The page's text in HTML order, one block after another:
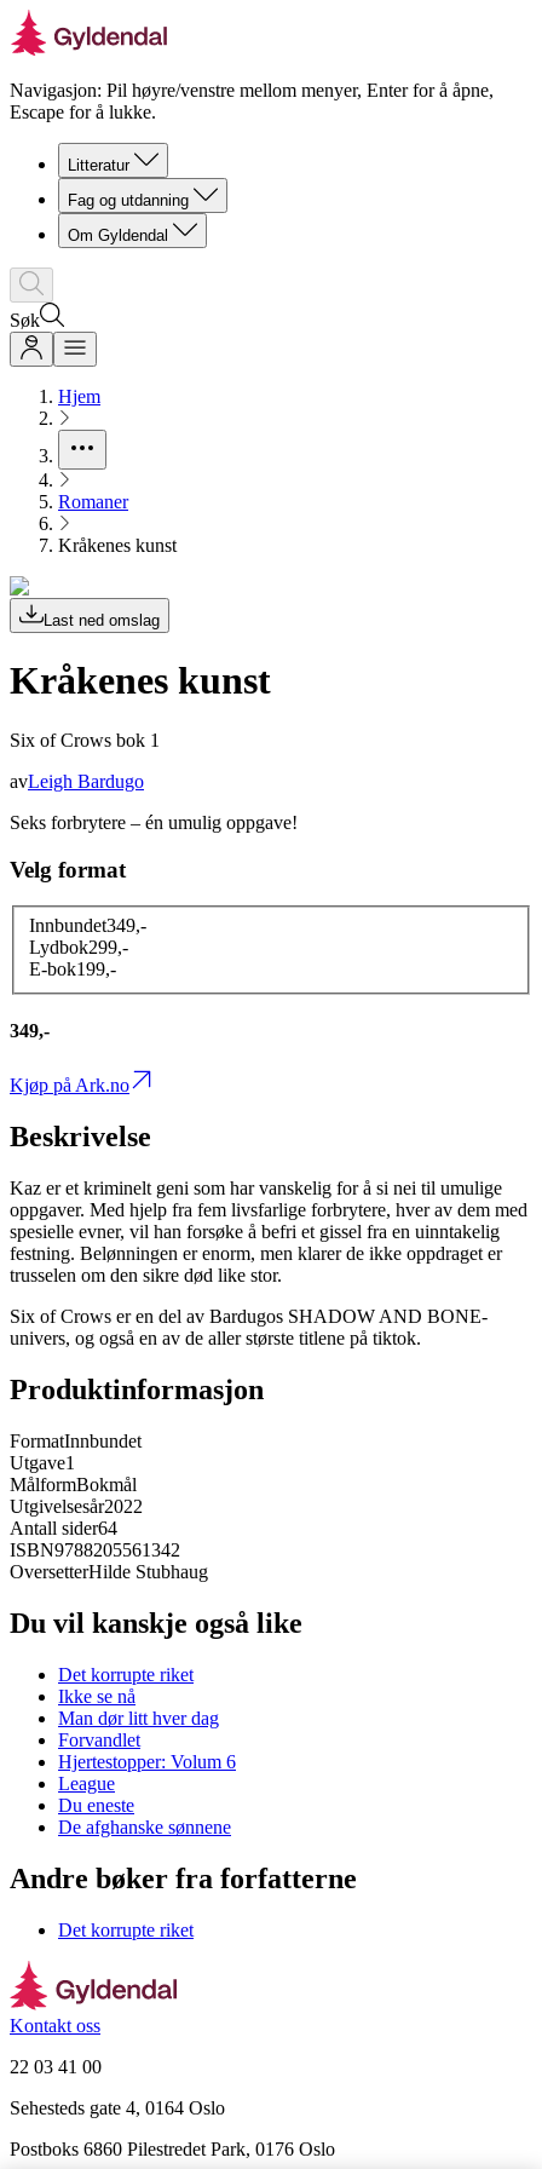
Navigasjon: Pil høyre/venstre mellom menyer, Enter for å åpne,
Escape for å lukke.
Litteratur
Fag og utdanning
Om Gyldendal
Søk
Hjem
Romaner
Kråkenes kunst
Last ned omslag
Kråkenes kunst
Six of Crows bok 1
avLeigh Bardugo
Seks forbrytere – én umulig oppgave!
Velg format
Innbundet349,-
Lydbok299,-
E-bok199,-
349,-
Kjøp på Ark.no
Beskrivelse
Kaz er et kriminelt geni som har vanskelig for å si nei til umulige
oppgaver. Med hjelp fra fem livsfarlige forbrytere, hver av dem med
spesielle evner, vil han forsøke å befri et gissel fra en uinntakelig
festning. Belønningen er enorm, men klarer de ikke oppdraget er
trusselen om den sikre død like stor.
Six of Crows er en del av Bardugos SHADOW AND BONE-
univers, og også en av de aller største titlene på tiktok.
Produktinformasjon
FormatInnbundet
Utgave1
MålformBokmål
Utgivelsesår2022
Antall sider64
ISBN9788205561342
OversetterHilde Stubhaug
Du vil kanskje også like
Det korrupte riket
Ikke se nå
Man dør litt hver dag
Forvandlet
Hjertestopper: Volum 6
League
Du eneste
De afghanske sønnene
Andre bøker fra forfatterne
Det korrupte riket
Kontakt oss
22 03 41 00
Sehesteds gate 4, 0164 Oslo
Postboks 6860 Pilestredet Park, 0176 Oslo